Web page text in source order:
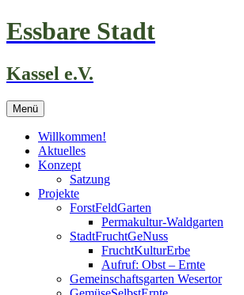
Zum
Inhalt
Essbare Stadt
Kassel e.V.
Menü
Willkommen!
Aktuelles
Konzept
Satzung
Projekte
ForstFeldGarten
Permakultur-Waldgarten
StadtFruchtGeNuss
FruchtKulturErbe
Aufruf: Obst – Ernte
Gemeinschaftsgarten Wesertor